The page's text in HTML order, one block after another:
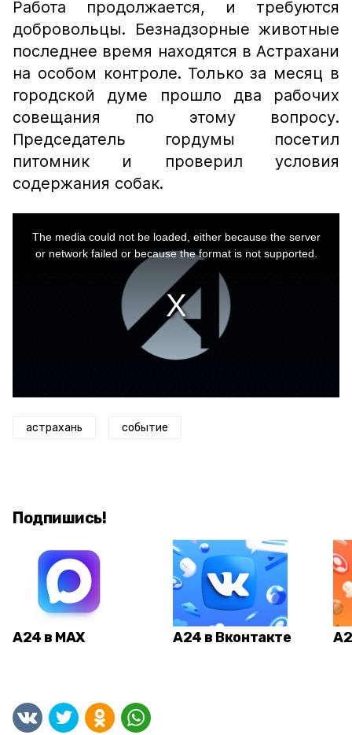
Работа продолжается, и требуются
добровольцы. Безнадзорные животные
последнее время находятся в Астрахани
на особом контроле. Только за месяц в
городской думе прошло два рабочих
совещания по этому вопросу.
Председатель гордумы посетил
питомник и проверил условия
содержания собак.
The media could not be loaded, either because the server
or network failed or because the format is not supported.
астрахань событие
Подпишись!
А24 в MAX А24 в Вконтакте